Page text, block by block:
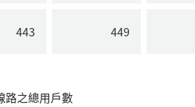
443 449
路之總用戶數